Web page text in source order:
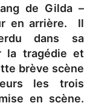
de Gilda –
en arrière. Il
dans sa
la tragédie et
brève scène
les trois
en scène.